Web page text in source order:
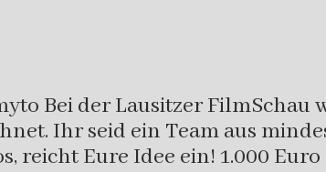
Bei der Lausitzer FilmSchau
Ihr seid ein Team aus
reicht Eure Idee ein! 1.000